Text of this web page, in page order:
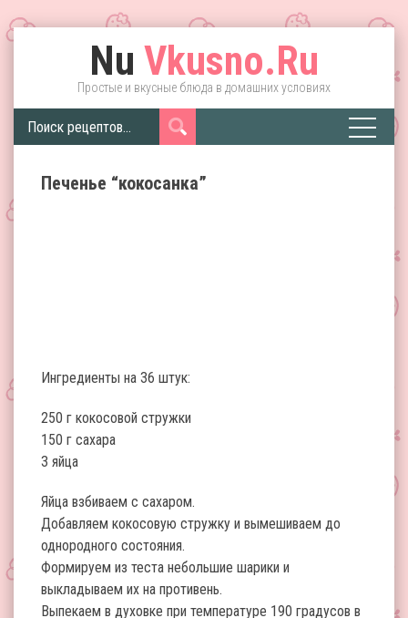
Nu Vkusno.Ru
Простые и вкусные блюда в домашних условиях
Печенье “кокосанка”
Ингредиенты на 36 штук:
250 г кокосовой стружки
150 г сахара
3 яйца
Яйца взбиваем с сахаром.
Добавляем кокосовую стружку и вымешиваем до
однородного состояния.
Формируем из теста небольшие шарики и
выкладываем их на противень.
Выпекаем в духовке при температуре 190 градусов в